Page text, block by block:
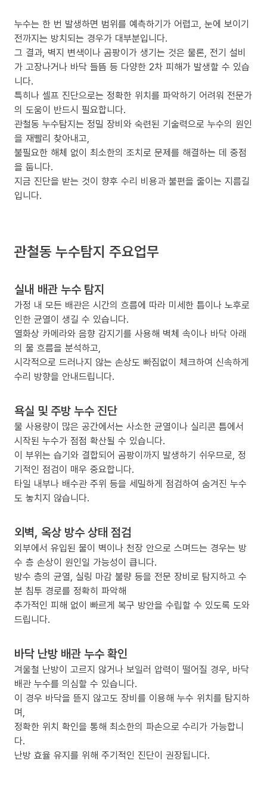
누수는 한 번 발생하면 범위를 예측하기가 어렵고, 눈에 보이기
전까지는 방치되는 경우가 대부분입니다.
그 결과, 벽지 변색이나 곰팡이가 생기는 것은 물론, 전기 설비
가 고장나거나 바닥 들뜸 등 다양한 2차 피해가 발생할 수 있습
니다.
특히나 셀프 진단으로는 정확한 위치를 파악하기 어려워 전문가
의 도움이 반드시 필요합니다.
관철동 누수탐지는 정밀 장비와 숙련된 기술력으로 누수의 원인
을 재빨리 찾아내고,
불필요한 해체 없이 최소한의 조치로 문제를 해결하는 데 중점
을 둡니다.
지금 진단을 받는 것이 향후 수리 비용과 불편을 줄이는 지름길
입니다.
관철동 누수탐지 주요업무
실내 배관 누수 탐지
가정 내 모든 배관은 시간의 흐름에 따라 미세한 틈이나 노후로
인한 균열이 생길 수 있습니다.
열화상 카메라와 음향 감지기를 사용해 벽체 속이나 바닥 아래
의 물 흐름을 분석하고,
시각적으로 드러나지 않는 손상도 빠짐없이 체크하여 신속하게
수리 방향을 안내드립니다.
욕실 및 주방 누수 진단
물 사용량이 많은 공간에서는 사소한 균열이나 실리콘 틈에서
시작된 누수가 점점 확산될 수 있습니다.
이 부위는 습기와 결합되어 곰팡이까지 발생하기 쉬우므로, 정
기적인 점검이 매우 중요합니다.
타일 내부나 배수관 주위 등을 세밀하게 점검하여 숨겨진 누수
도 놓치지 않습니다.
외벽, 옥상 방수 상태 점검
외부에서 유입된 물이 벽이나 천장 안으로 스며드는 경우는 방
수 층 손상이 원인일 가능성이 큽니다.
방수 층의 균열, 실링 마감 불량 등을 전문 장비로 탐지하고 수
분 침투 경로를 정확히 파악해
추가적인 피해 없이 빠르게 복구 방안을 수립할 수 있도록 도와
드립니다.
바닥 난방 배관 누수 확인
겨울철 난방이 고르지 않거나 보일러 압력이 떨어질 경우, 바닥
배관 누수를 의심할 수 있습니다.
이 경우 바닥을 뜯지 않고도 장비를 이용해 누수 위치를 탐지하
며,
정확한 위치 확인을 통해 최소한의 파손으로 수리가 가능합니
다.
난방 효율 유지를 위해 주기적인 진단이 권장됩니다.